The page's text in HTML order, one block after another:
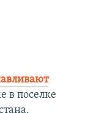
в поселке